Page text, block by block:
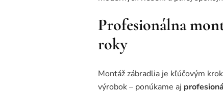
Profesionálna
roky
Montáž zábradlia je kľúčovým
výrobok – ponúkame aj